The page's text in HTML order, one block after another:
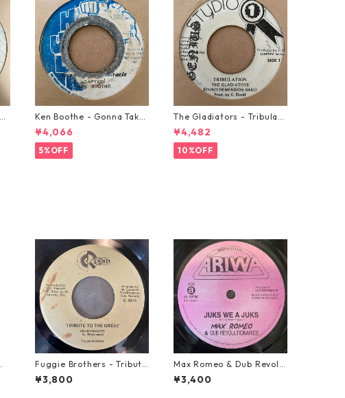
Ken Boothe - Gonna Take
A Miracle【7-21362】
¥4,066
5%OFF
The Gladiators - Tribulati
on【7-21365】
¥4,482
10%OFF
Fuggie Brothers - Tribute
To The Great【7-21765】
¥3,800
Max Romeo & Dub Revolu
tionaries - Juks We A Juk
s【10-90000】
¥3,400